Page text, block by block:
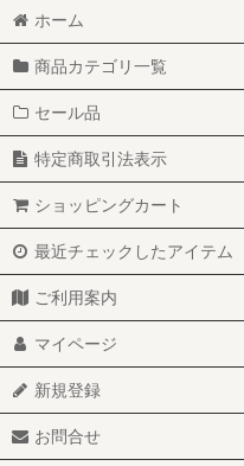
ホーム
商品カテゴリ一覧
セール品
特定商取引法表示
ショッピングカート
最近チェックしたアイテム
ご利用案内
マイページ
新規登録
お問合せ